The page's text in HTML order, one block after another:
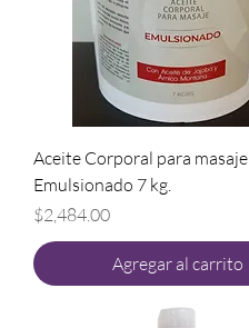
Aceite Corporal para masaje
Emulsionado 7 kg.
Precio
$2,484.00
Agregar al carrito